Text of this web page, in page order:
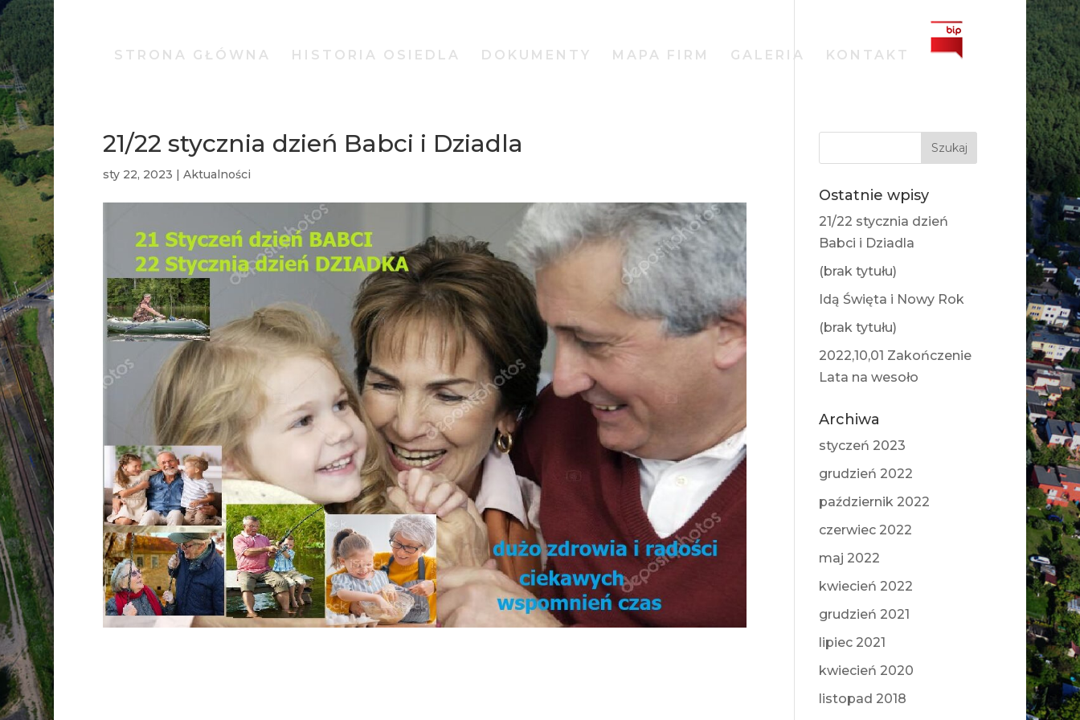
STRONA GŁÓWNA HISTORIA OSIEDLA DOKUMENTY MAPA FIRM GALERIA KONTAKT
21/22 stycznia dzień Babci i Dziadla
sty 22, 2023 | Aktualności
Ostatnie wpisy
21/22 stycznia dzień
Babci i Dziadla
(brak tytułu)
Idą Święta i Nowy Rok
(brak tytułu)
2022,10,01 Zakończenie
Lata na wesoło
Archiwa
styczeń 2023
grudzień 2022
październik 2022
czerwiec 2022
maj 2022
kwiecień 2022
grudzień 2021
lipiec 2021
kwiecień 2020
listopad 2018